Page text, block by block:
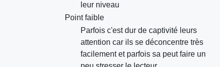
leur niveau
Point faible
Parfois c'est dur de captivité leurs
attention car ils se déconcentre très
facilement et parfois sa peut faire un